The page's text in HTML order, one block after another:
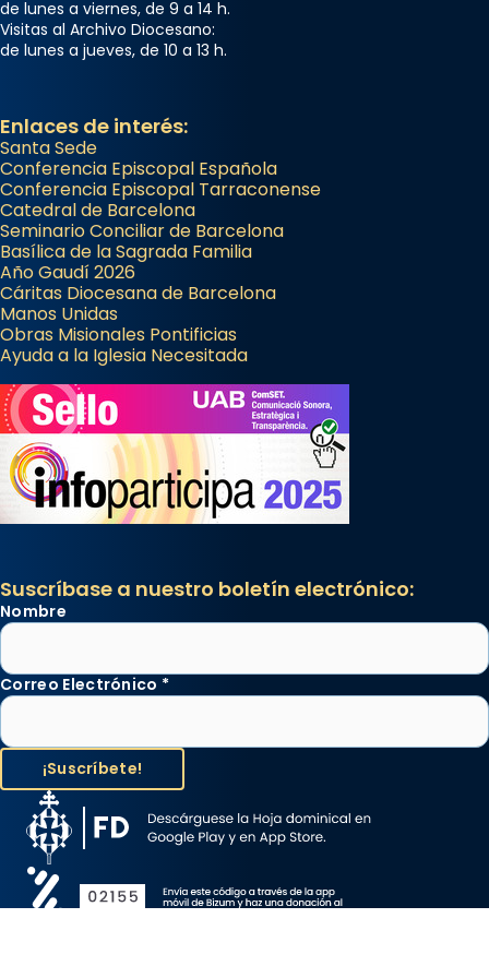
de lunes a viernes, de 9 a 14 h.
Visitas al Archivo Diocesano:
de lunes a jueves, de 10 a 13 h.
Enlaces de interés:
Santa Sede
Conferencia Episcopal Española
Conferencia Episcopal Tarraconense
Catedral de Barcelona
Seminario Conciliar de Barcelona
Basílica de la Sagrada Familia
Año Gaudí 2026
Cáritas Diocesana de Barcelona
Manos Unidas
Obras Misionales Pontificias
Ayuda a la Iglesia Necesitada
Suscríbase a nuestro boletín electrónico:
Nombre
Correo Electrónico *